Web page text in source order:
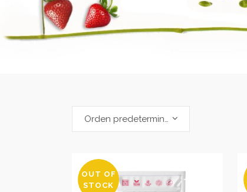
Orden predeterminado
OUT OF
STOCK